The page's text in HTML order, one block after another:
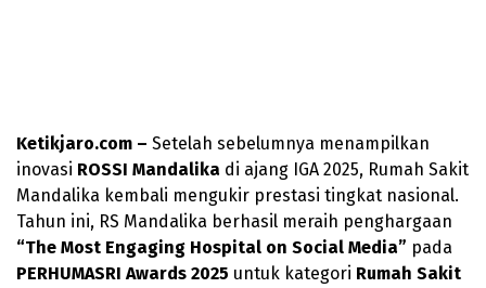
Ketikjaro.com – Setelah sebelumnya menampilkan
inovasi ROSSI Mandalika di ajang IGA 2025, Rumah Sakit
Mandalika kembali mengukir prestasi tingkat nasional.
Tahun ini, RS Mandalika berhasil meraih penghargaan
“The Most Engaging Hospital on Social Media” pada
PERHUMASRI Awards 2025 untuk kategori Rumah Sakit